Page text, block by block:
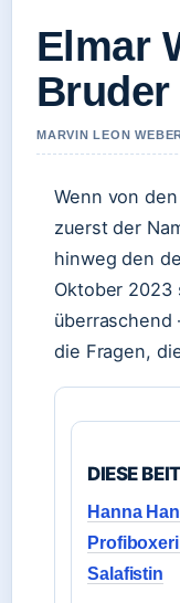
Elmar
MARVIN LEON
Wenn von
zuerst der
hinweg den
Oktober 2023
überraschend
die Fragen,
DIESE
Hanna
Salafistin